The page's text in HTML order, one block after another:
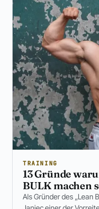
TRAINING
13 Gründe
BULK machen
Als Gründer des „Lean